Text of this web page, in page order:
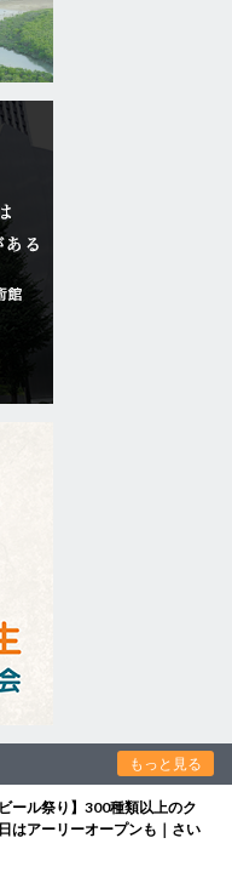
もっと見る
ール祭り】300種類以上のク
はアーリーオープンも｜さい